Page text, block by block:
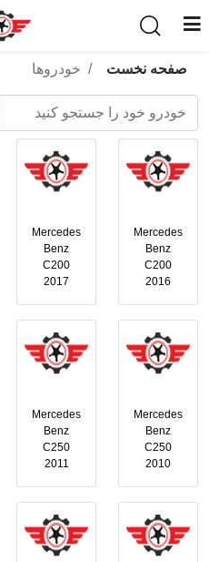
صفحه نخست خودروها
Mercedes
Benz
C200
2016
Mercedes
Benz
C200
2017
Mercedes
Benz
C250
2010
Mercedes
Benz
C250
2011